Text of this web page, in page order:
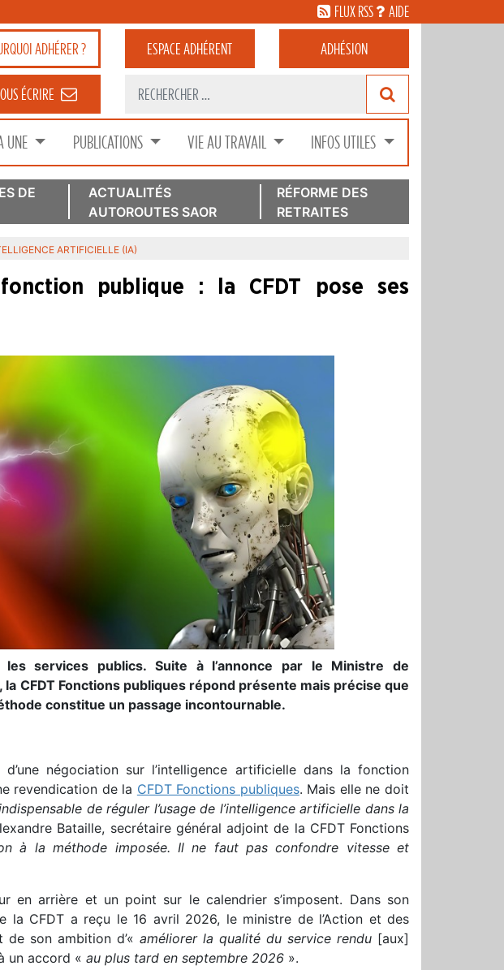
FLUX RSS AIDE
ADHÉRER ? ESPACEADHÉRENT ADHÉSION
ÉCRIRE
UNE PUBLICATIONS VIE AU TRAVAIL INFOS UTILES
DE
ACTUALITÉS
AUTOROUTES SAOR
RÉFORME DES
RETRAITES
ARTIFICIELLE (IA)
publique : la CFDT pose ses
les services publics. Suite à l’annonce par le Ministre de
la CFDT Fonctions publiques répond présente mais précise que
constitue un passage incontournable.
négociation sur l’intelligence artificielle dans la fonction
revendication de la CFDT Fonctions publiques. Mais elle ne doit
de réguler l’usage de l’intelligence artificielle dans la
Bataille, secrétaire général adjoint de la CFDT Fonctions
à la méthode imposée. Il ne faut pas confondre vitesse et
en arrière et un point sur le calendrier s’imposent. Dans son
la CFDT a reçu le 16 avril 2026, le ministre de l’Action et des
son ambition d’« améliorer la qualité du service rendu [aux]
un accord « au plus tard en septembre 2026 ».